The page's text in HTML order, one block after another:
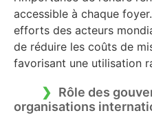
accessible à chaque
efforts des acteurs
de réduire les coûts de
favorisant une utilisation
Rôle des
organisations